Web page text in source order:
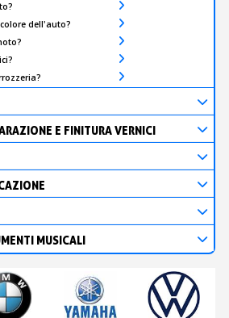
dell'auto?
E FINITURA VERNICI
MUSICALI